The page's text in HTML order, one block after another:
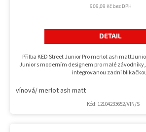
909,09 Kč bez DPH
DETAIL
Přilba KED Street Junior Pro merlot ash
Junior s moderním designem pro malé
integrovanou zadní
vínová/ merlot ash matt
Kód: 12104233652/VIN/S